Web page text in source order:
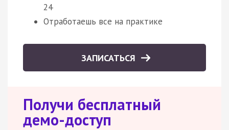
24
Отработаешь все на практике
ЗАПИСАТЬСЯ
Получи бесплатный
демо-доступ